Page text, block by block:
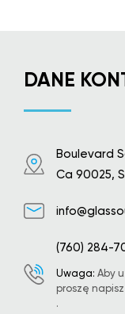
DANE
Boulevard
Ca 90025,
(760) 284-
Uwaga: Aby
proszę
.